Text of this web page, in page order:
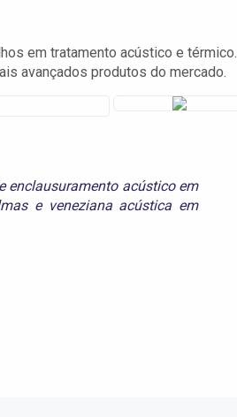
em tratamento acústico e térmico.
avançados produtos do mercado.
enclausuramento acústico em
e veneziana acústica em